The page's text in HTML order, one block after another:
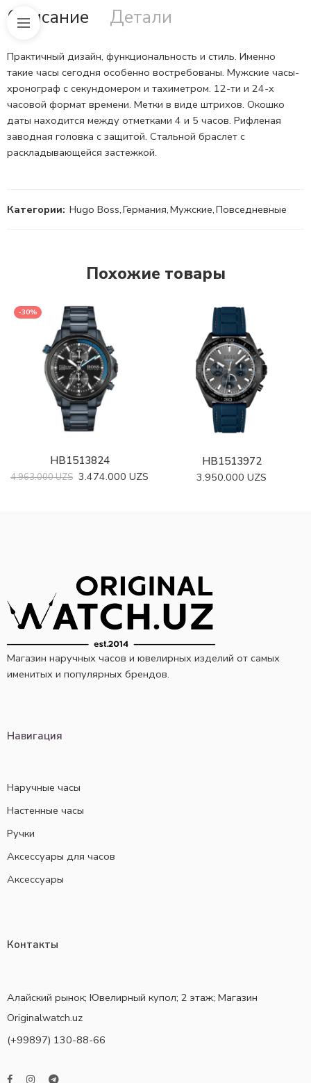
Описание Детали
Практичный дизайн, функциональность и стиль. Именно
такие часы сегодня особенно востребованы. Мужские часы-
хронограф с секундомером и тахиметром. 12-ти и 24-х
часовой формат времени. Метки в виде штрихов. Окошко
даты находится между отметками 4 и 5 часов. Рифленая
заводная головка с защитой. Стальной браслет с
раскладывающейся застежкой.
Категории: Hugo Boss,Германия,Мужские,Повседневные
Похожие товары
-30%
HB1513824
4.963.000UZS 3.474.000 UZS
HB1513972
3.950.000 UZS
Магазин наручных часов и ювелирных изделий от самых
именитых и популярных брендов.
Навигация
Наручные часы
Настенные часы
Ручки
Аксессуары для часов
Аксессуары
Контакты
Алайский рынок; Ювелирный купол; 2 этаж; Магазин
Originalwatch.uz
(+99897) 130-88-66